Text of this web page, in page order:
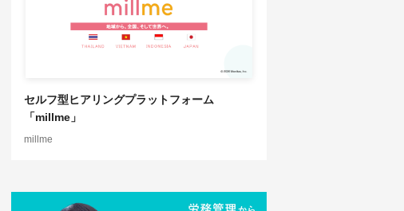
セルフ型ヒアリングプラットフォーム
「millme」
millme